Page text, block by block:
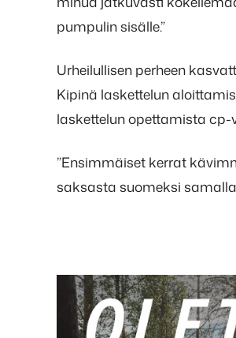
pumpulin sisälle.”
Urheilullisen perheen
Kipinä laskettelun
laskettelun opettamista
”Ensimmäiset kerrat
saksasta suomeksi